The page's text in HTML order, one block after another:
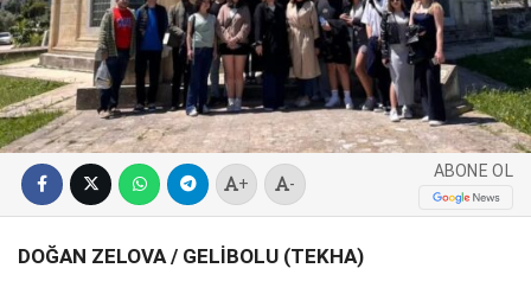
Hattı
Facebook
Instagram
+ -
ABONE OL
DOĞAN ZELOVA / GELİBOLU (TEKHA)